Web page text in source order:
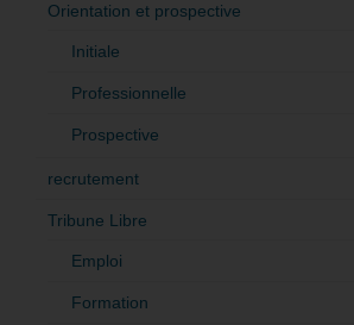
Orientation et prospective
Initiale
Professionnelle
Prospective
recrutement
Tribune Libre
Emploi
Formation